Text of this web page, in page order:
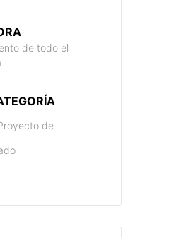
de todo el
de